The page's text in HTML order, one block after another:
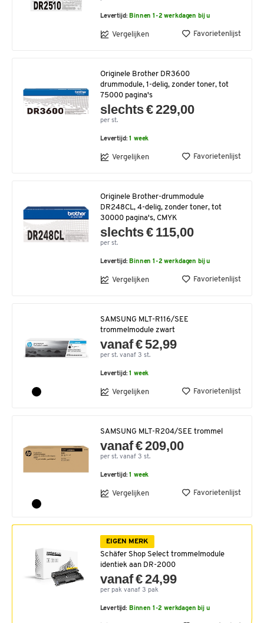
Levertijd: Binnen 1-2 werkdagen bij u
Vergelijken Favorietenlijst
Originele Brother DR3600
drummodule, 1-delig, zonder toner, tot
75000 pagina's
slechts € 229,00
per st.
Levertijd:1 week
Vergelijken Favorietenlijst
Originele Brother-drummodule
DR248CL, 4-delig, zonder toner, tot
30000 pagina's, CMYK
slechts € 115,00
per st.
Levertijd: Binnen 1-2 werkdagen bij u
Vergelijken Favorietenlijst
SAMSUNG MLT-R116/SEE
trommelmodule zwart
vanaf € 52,99
per st. vanaf 3 st.
Levertijd:1 week
Vergelijken Favorietenlijst
SAMSUNG MLT-R204/SEE trommel
vanaf € 209,00
per st. vanaf 3 st.
Levertijd:1 week
Vergelijken Favorietenlijst
EIGEN MERK
Schäfer Shop Select trommelmodule
identiek aan DR-2000
vanaf € 24,99
per pak vanaf 3 pak
Levertijd: Binnen 1-2 werkdagen bij u